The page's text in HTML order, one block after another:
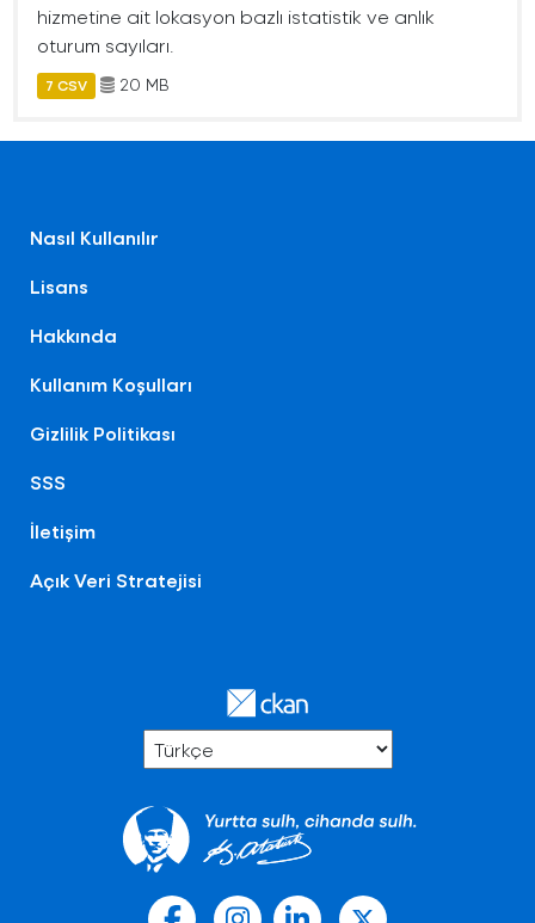
hizmetine ait lokasyon bazlı istatistik ve anlık
oturum sayıları.
7 CSV 20 MB
Nasıl Kullanılır
Lisans
Hakkında
Kullanım Koşulları
Gizlilik Politikası
SSS
İletişim
Açık Veri Stratejisi